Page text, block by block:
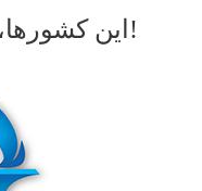
این کشورها، سرنوشت جنگ ایران و آمریکا را در دست دارند!